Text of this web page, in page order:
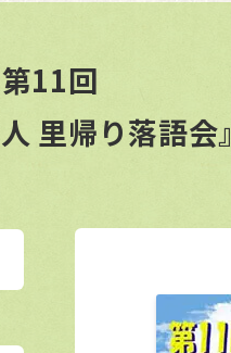
第11回
里帰り落語会』